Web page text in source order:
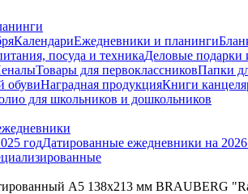
КалендариЕжедневники и планинги
посуда и техникаДеловые подарки
Товары для первоклассниковПапки
обувиНаградная продукцияКниги
для школьников и дошкольников
годДатированные ежедневники на
А5 138х213 мм BRAUBERG